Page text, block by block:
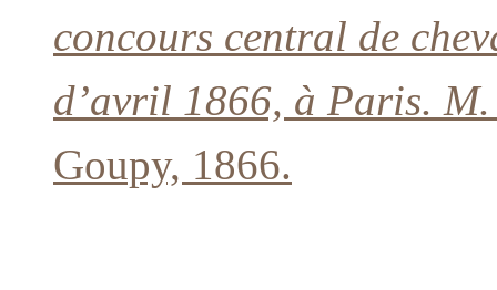
concours central de
d’avril 1866, à Paris.
Goupy, 1866.